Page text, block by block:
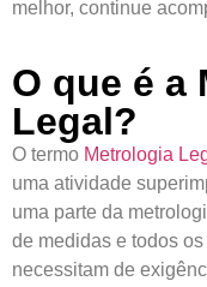
melhor, continue
O que é a
Legal?
O termo Metrologia
uma atividade
uma parte da
de medidas e todos
necessitam de